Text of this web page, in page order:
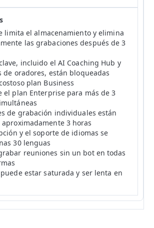
limita el almacenamiento y elimina
las grabaciones después de 3
incluido el AI Coaching Hub y
de oradores, están bloqueadas
plan Business
el plan Enterprise para más de 3
de grabación individuales están
3 horas
y el soporte de idiomas se
30 lenguas
reuniones sin un bot en todas
estar saturada y ser lenta en